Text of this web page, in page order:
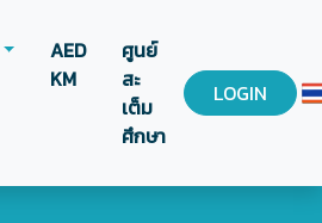
AED
KM
ศูนย์
สะ
เต็ม
ศึกษา
LOGIN